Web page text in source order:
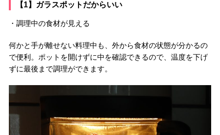
【1】ガラスポットだからいい
・調理中の食材が見える
何かと手が離せない料理中も、外から食材の状態が分かるの
で便利。ポットを開けずに中を確認できるので、温度を下げ
ずに最後まで調理ができます。